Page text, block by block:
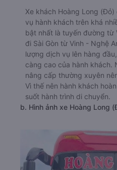
Xe khách Hoàng Long
vụ hành khách trên khá
bật nhất là tuyến đường từ
đi Sài Gòn từ Vinh - Nghệ
lượng dịch vụ lên hàng
càng cao của hành khách.
nâng cấp thường xuyên
Vì thế nên hành khách
suốt hành trình di chuyển.
b. Hình ảnh xe Hoàng Long